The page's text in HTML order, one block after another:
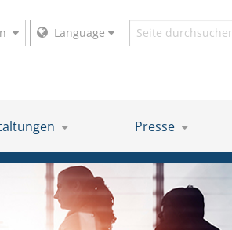
Language Suchbegriff
Presse